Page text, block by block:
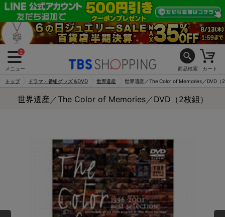
2
メニュー 商品検索 カート
トップ ドラマ・番組グッズ＆DVD 世界遺産 世界遺産／The Color of Memories／DVD（
世界遺産／The Color of Memories／DVD（2枚組）